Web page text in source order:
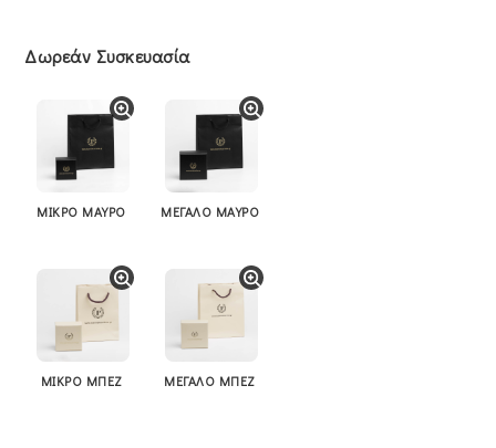
Δωρεάν Συσκευασία
ΜΙΚΡΟ ΜΑΥΡΟ ΜΕΓΑΛΟ ΜΑΥΡΟ
ΜΙΚΡΟ ΜΠΕΖ ΜΕΓΑΛΟ ΜΠΕΖ